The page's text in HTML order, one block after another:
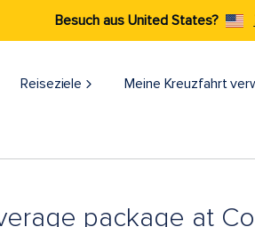
Besuch aus United States?
Reiseziele​ Meine Kreuzfahrt
package at